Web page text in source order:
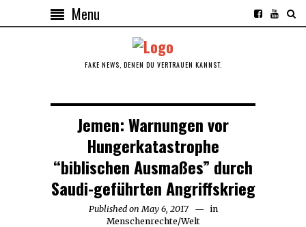
Menu
FAKE NEWS, DENEN DU VERTRAUEN KANNST.
Jemen: Warnungen vor
Hungerkatastrophe
“biblischen Ausmaßes” durch
Saudi-geführten Angriffskrieg
Published on May 6, 2017May
6,
in
Menschenrechte/Welt